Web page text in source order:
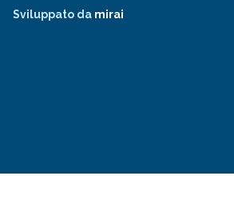
Sviluppato da mirai